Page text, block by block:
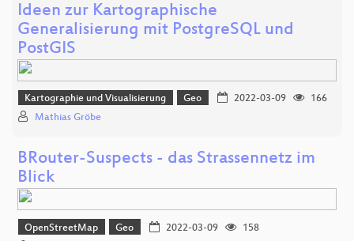
Ideen zur Kartographische
Generalisierung mit PostgreSQL und
PostGIS
Kartographie und Visualisierung Geo 2022-03-09
166
Mathias Gröbe
BRouter-Suspects - das Strassennetz im
Blick
OpenStreetMap Geo 2022-03-09
158